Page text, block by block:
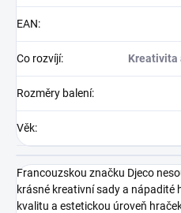
EAN:
Co rozvíjí: Kreativita
Rozměry balení:
Věk:
Francouzskou značku Djeco
krásné kreativní sady a nápadité
kvalitu a estetickou úroveň